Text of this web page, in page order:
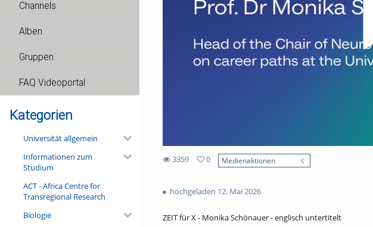
Channels
Alben
Gruppen
FAQ Videoportal
Kategorien
Universität allgemein
Informationen zum
Studium
ACT - Africa Centre for
Transregional Research
Biologie
3359
views
0
Medienaktionen
hochgeladen 12. Mai 2026
ZEIT für X - Monika Schönauer - englisch untertitelt